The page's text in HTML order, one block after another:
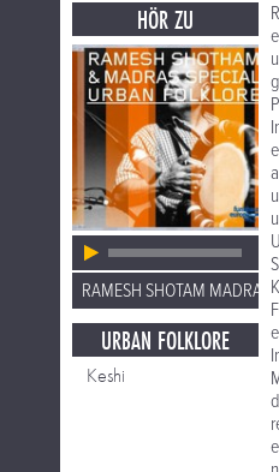
HÖR ZU
RAMESH SHOTAM MADRAS
URBAN FOLKLORE
Keshi